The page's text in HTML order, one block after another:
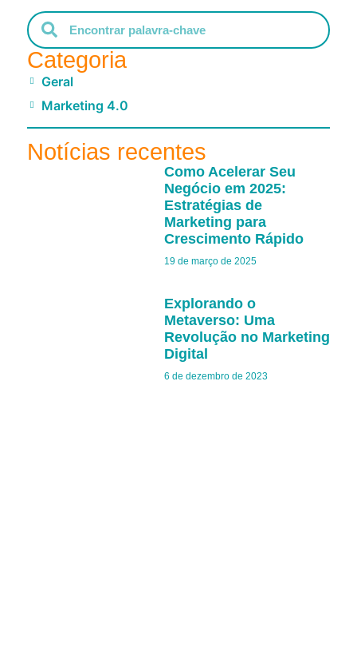
Categoria
Geral
Marketing 4.0
Notícias recentes
Como Acelerar Seu
Negócio em 2025:
Estratégias de
Marketing para
Crescimento Rápido
19 de março de 2025
Explorando o
Metaverso: Uma
Revolução no Marketing
Digital
6 de dezembro de 2023